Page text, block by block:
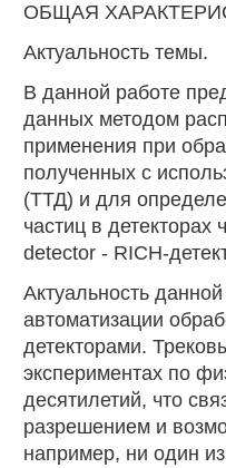
ОБЩАЯ
Актуальность темы.
В данной работе
данных методом
применения при
полученных с
(ТТД) и для
частиц в детекторах
detector - RICH-
Актуальность
автоматизации
детекторами.
экспериментах по
десятилетий, что
разрешением и
например, ни один